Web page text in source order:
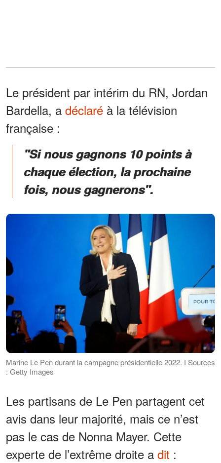
Le président par intérim du RN, Jordan
Bardella, a déclaré à la télévision
française :
"Si nous gagnons 10 points à
chaque élection, la prochaine
fois, nous gagnerons".
Marine Le Pen durant la campagne présidentielle 2022. І Sources
: Getty Images
Les partisans de Le Pen partagent cet
avis dans leur majorité, mais ce n’est
pas le cas de Nonna Mayer. Cette
experte de l’extrême droite a dit :